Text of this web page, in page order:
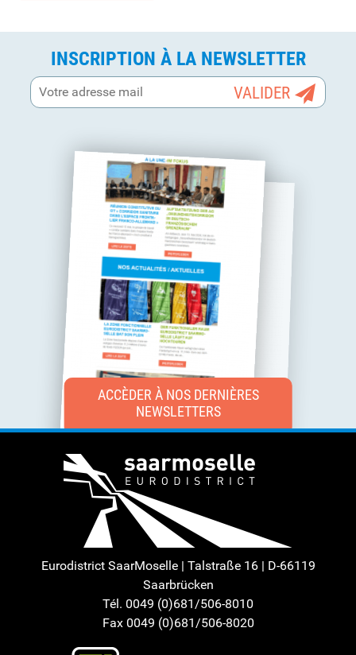
INSCRIPTION À LA NEWSLETTER
ACCÈDER À NOS DERNIÈRES
NEWSLETTERS
Eurodistrict SaarMoselle | Talstraße 16 | D-66119
Saarbrücken
Tél. 0049 (0)681/506-8010
Fax 0049 (0)681/506-8020